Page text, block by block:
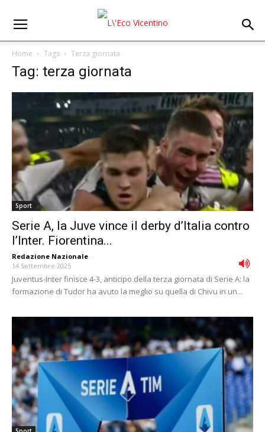
Home Tags Terza giornata
Tag: terza giornata
Sport
Serie A, la Juve vince il derby d’Italia contro
l’Inter. Fiorentina...
Redazione Nazionale -
14 Settembre 2025
Juventus-Inter finisce 4-3, anticipo della terza giornata di Serie A: la
formazione di Tudor ha avuto la meglio su quella di Chivu in un...